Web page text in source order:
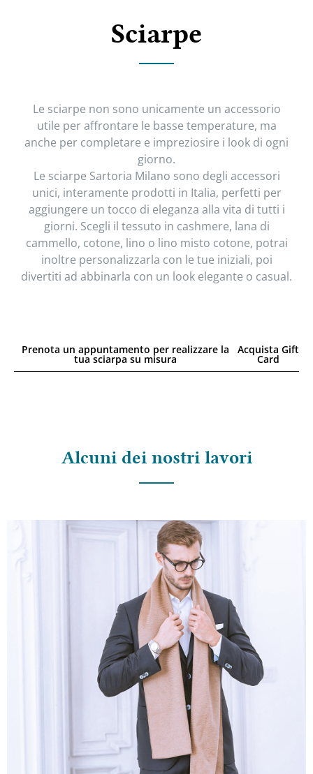
Sciarpe
Le sciarpe non sono unicamente un accessorio
utile per affrontare le basse temperature, ma
anche per completare e impreziosire i look di ogni
giorno.
Le sciarpe Sartoria Milano sono degli accessori
unici, interamente prodotti in Italia, perfetti per
aggiungere un tocco di eleganza alla vita di tutti i
giorni. Scegli il tessuto in cashmere, lana di
cammello, cotone, lino o lino misto cotone, potrai
inoltre personalizzarla con le tue iniziali, poi
divertiti ad abbinarla con un look elegante o casual.
Prenota un appuntamento per realizzare la
tua sciarpa su misura
Acquista Gift
Card
Alcuni dei nostri lavori